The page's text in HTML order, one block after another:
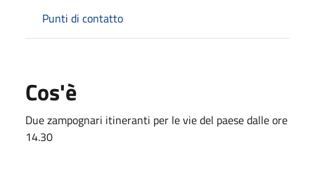
Punti di contatto
Cos'è
Due zampognari itineranti per le vie del paese dalle ore
14.30